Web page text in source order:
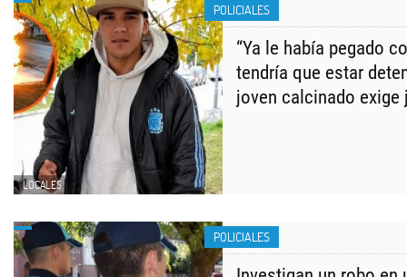
POLICIALES
LOCALES
“Ya le había pegado
tendría que estar
joven calcinado
POLICIALES